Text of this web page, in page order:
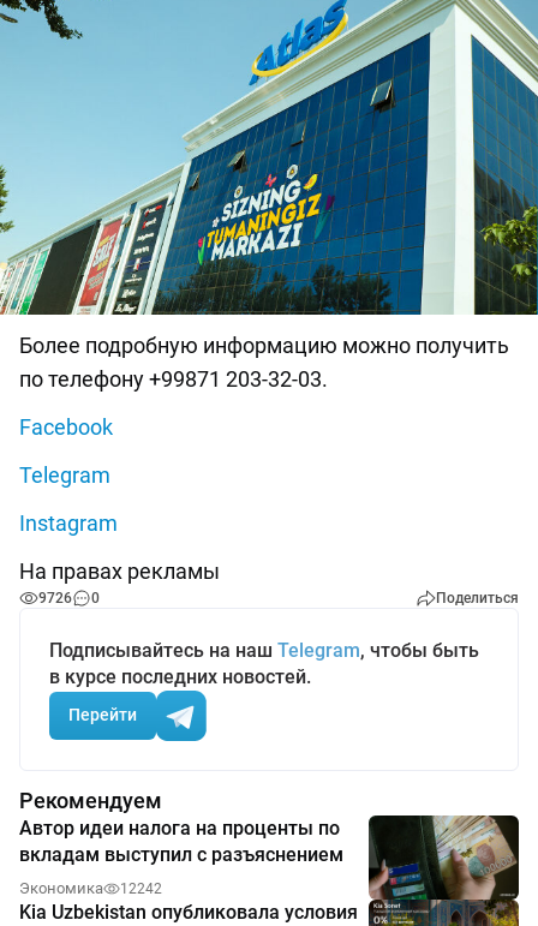
Более подробную информацию можно получить
по телефону +99871 203-32-03.
Facebook
Telegram
Instagram
На правах рекламы
9726 0 Поделиться
Подписывайтесь на наш Telegram, чтобы быть
в курсе последних новостей.
Перейти
Рекомендуем
Автор идеи налога на проценты по
вкладам выступил с разъяснением
Экономика 12242
Kia Uzbekistan опубликовала условия